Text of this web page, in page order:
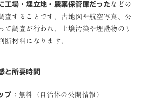
工場・埋立地・農薬保管庫だった などの
査することです。古地図や航空写真、公
て調査が行われ、土壌汚染や埋設物のリ
断材料になります。
と所要時間
プ ：無料（自治体の公開情報）